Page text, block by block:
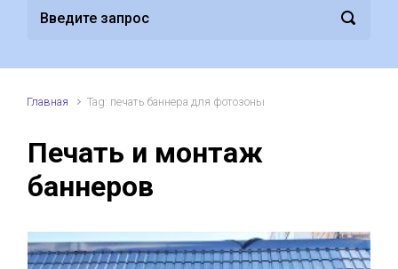
Главная Tag: печать баннера для фотозоны
Печать и монтаж
баннеров